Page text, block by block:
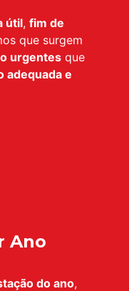
útil, fim de
que surgem
urgentes que
adequada e
Ano
do ano,